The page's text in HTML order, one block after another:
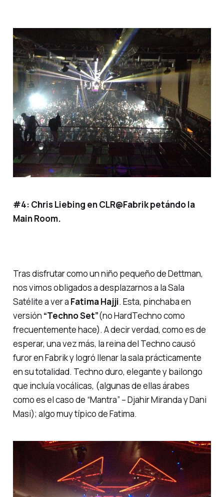
#4: Chris Liebing en CLR@Fabrik petándo la
Main Room.
Tras disfrutar como un niño pequeño de Dettman,
nos vimos obligados a desplazarnos a la Sala
Satélite a ver a Fatima Hajji. Esta, pinchaba en
versión “Techno Set”(no HardTechno como
frecuentemente hace). A decir verdad, como es de
esperar, una vez más, la reina del Technocausó
furor en Fabrik y logró llenar la sala prácticamente
en su totalidad. Techno duro, elegante y bailongo
que incluía vocálicas, (algunas de ellas árabes
como es el caso de “Mantra” – Djahir Miranda y Dani
Masi); algo muy típico de Fatima.